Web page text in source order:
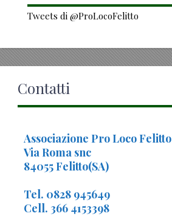
Tweets di @ProLocoFelitto
Contatti
Associazione Pro Loco Felitto
Via Roma snc
84055 Felitto(SA)
Tel. 0828 945649
Cell. 366 4153398